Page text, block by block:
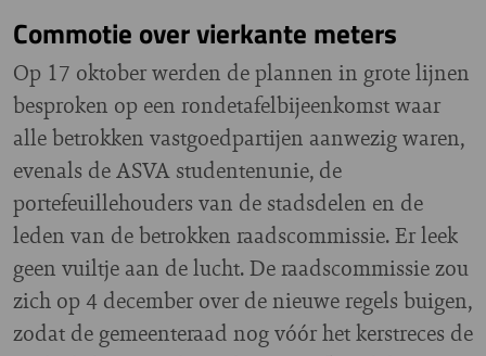
Commotie over vierkante meters
Op 17 oktober werden de plannen in grote lijnen
besproken op een rondetafelbijeenkomst waar
alle betrokken vastgoedpartijen aanwezig waren,
evenals de ASVA studentenunie, de
portefeuillehouders van de stadsdelen en de
leden van de betrokken raadscommissie. Er leek
geen vuiltje aan de lucht. De raadscommissie zou
zich op 4 december over de nieuwe regels buigen,
zodat de gemeenteraad nog vóór het kerstreces de